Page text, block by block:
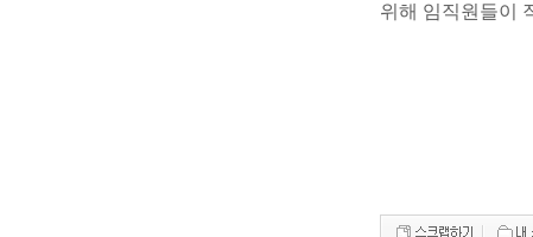
위해 임직원들이